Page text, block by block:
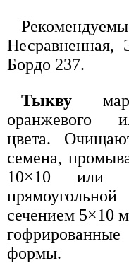
Несравненная,
Бордо 237.
Тыкву
оранжевого
цвета.
семена,
10×10 или
сечением 5×10
формы.